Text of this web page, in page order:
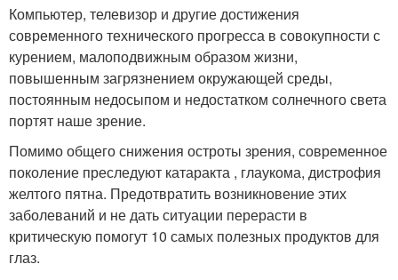
Компьютер, телевизор и другие достижения
современного технического прогресса в совокупности с
курением, малоподвижным образом жизни,
повышенным загрязнением окружающей среды,
постоянным недосыпом и недостатком солнечного света
портят наше зрение.
Помимо общего снижения остроты зрения, современное
поколение преследуют катаракта , глаукома, дистрофия
желтого пятна. Предотвратить возникновение этих
заболеваний и не дать ситуации перерасти в
критическую помогут 10 самых полезных продуктов для
глаз.